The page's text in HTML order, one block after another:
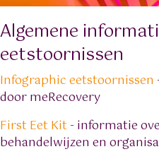
Algemene
eetstoornissen
Infographic eetstoornissen
door meRecovery
First Eet Kit - informatie
behandelwijzen en